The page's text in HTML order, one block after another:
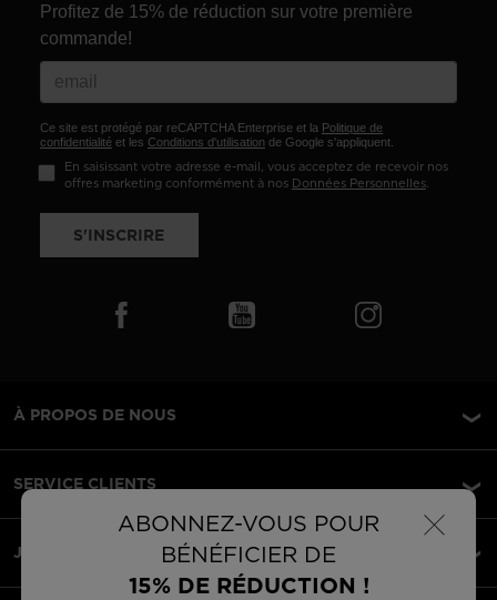
×
ABONNEZ-VOUS POUR
BÉNÉFICIER DE
15% DE RÉDUCTION !
Profitez de 15% de réduction sur votre première
commande!
Ce site est protégé par reCAPTCHA Enterprise et la Politique de
confidentialité et les Conditions d'utilisation de Google s'appliquent.
En saisissant votre adresse e-mail, vous acceptez de recevoir nos
offres marketing conformément à nos Données Personnelles.
S'INSCRIRE
À PROPOS DE NOUS
SERVICE CLIENTS
JURIDIQUE